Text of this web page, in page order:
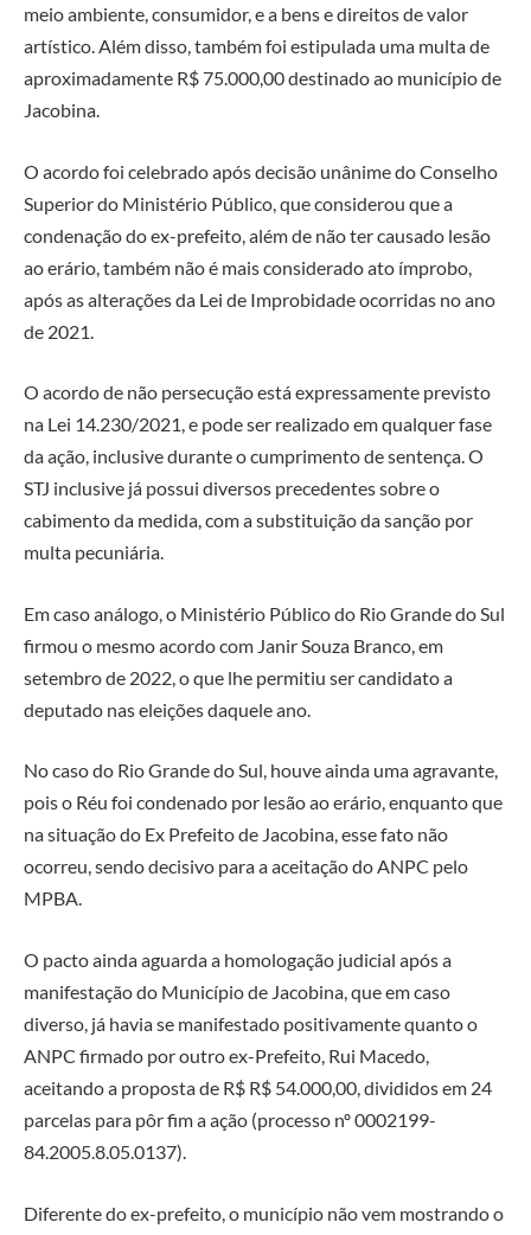
meio ambiente, consumidor, e a bens e direitos de valor
artístico. Além disso, também foi estipulada uma multa de
aproximadamente R$ 75.000,00 destinado ao município de
Jacobina.
O acordo foi celebrado após decisão unânime do Conselho
Superior do Ministério Público, que considerou que a
condenação do ex-prefeito, além de não ter causado lesão
ao erário, também não é mais considerado ato ímprobo,
após as alterações da Lei de Improbidade ocorridas no ano
de 2021.
O acordo de não persecução está expressamente previsto
na Lei 14.230/2021, e pode ser realizado em qualquer fase
da ação, inclusive durante o cumprimento de sentença. O
STJ inclusive já possui diversos precedentes sobre o
cabimento da medida, com a substituição da sanção por
multa pecuniária.
Em caso análogo, o Ministério Público do Rio Grande do Sul
firmou o mesmo acordo com Janir Souza Branco, em
setembro de 2022, o que lhe permitiu ser candidato a
deputado nas eleições daquele ano.
No caso do Rio Grande do Sul, houve ainda uma agravante,
pois o Réu foi condenado por lesão ao erário, enquanto que
na situação do Ex Prefeito de Jacobina, esse fato não
ocorreu, sendo decisivo para a aceitação do ANPC pelo
MPBA.
O pacto ainda aguarda a homologação judicial após a
manifestação do Município de Jacobina, que em caso
diverso, já havia se manifestado positivamente quanto o
ANPC firmado por outro ex-Prefeito, Rui Macedo,
aceitando a proposta de R$ R$ 54.000,00, divididos em 24
parcelas para pôr fim a ação (processo nº 0002199-
84.2005.8.05.0137).
Diferente do ex-prefeito, o município não vem mostrando o